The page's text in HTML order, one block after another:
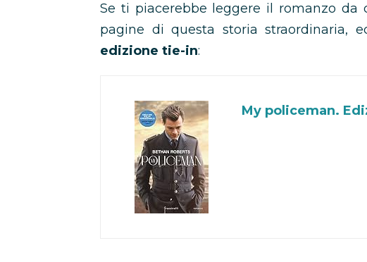
Se ti piacerebbe leggere il romanzo
pagine di questa storia straordinaria,
edizione tie-in:
My policeman.